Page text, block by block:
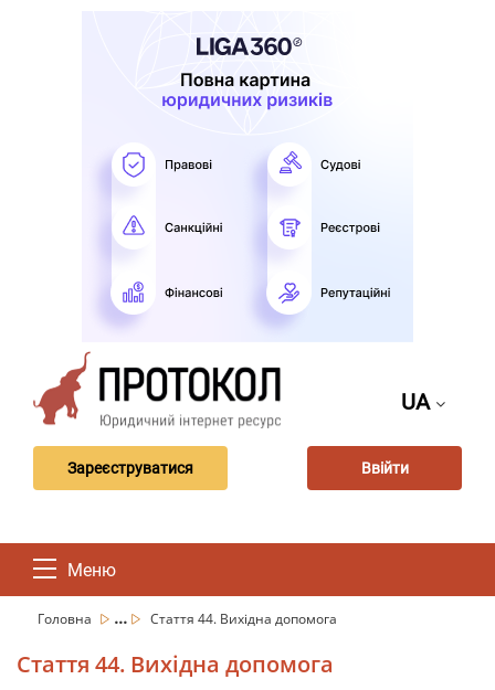
UA
Зареєструватися Ввійти
Меню
Головна ... Стаття 44. Вихідна допомога
Стаття 44. Вихідна допомога